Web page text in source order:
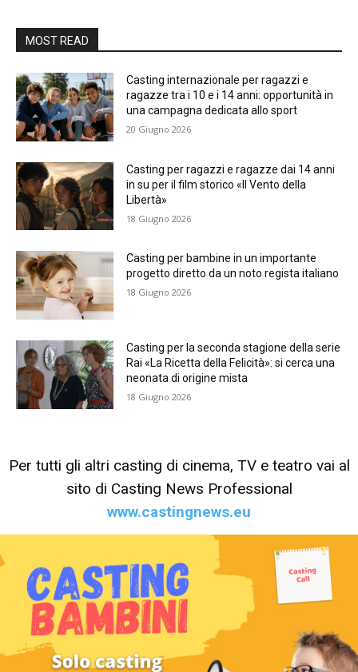
MOST READ
Casting internazionale per ragazzi e
ragazze tra i 10 e i 14 anni: opportunità in
una campagna dedicata allo sport
20 Giugno 2026
Casting per ragazzi e ragazze dai 14 anni
in su per il film storico «Il Vento della
Libertà»
18 Giugno 2026
Casting per bambine in un importante
progetto diretto da un noto regista italiano
18 Giugno 2026
Casting per la seconda stagione della serie
Rai «La Ricetta della Felicità»: si cerca una
neonata di origine mista
18 Giugno 2026
Per tutti gli altri casting di cinema, TV e teatro vai al
sito di Casting News Professional
www.castingnews.eu